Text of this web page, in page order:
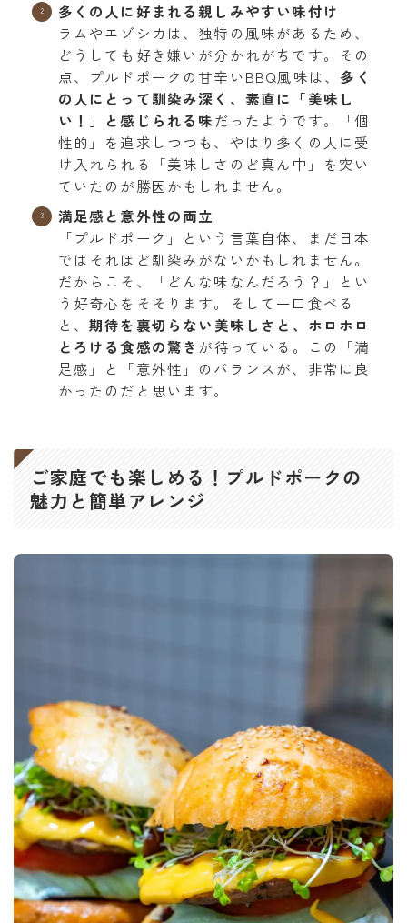
多くの人に好まれる親しみやすい味付け
ラムやエゾシカは、独特の風味があるため、
どうしても好き嫌いが分かれがちです。その
点、プルドポークの甘辛いBBQ風味は、 多く
の人にとって馴染み深く、素直に「美味し
い！」と感じられる味だったようです。「個
性的」を追求しつつも、やはり多くの人に受
け入れられる「美味しさのど真ん中」を突い
ていたのが勝因かもしれません。
満足感と意外性の両立
「プルドポーク」という言葉自体、まだ日本
ではそれほど馴染みがないかもしれません。
だからこそ、「どんな味なんだろう？」とい
う好奇心をそそります。そして一口食べる
と、 期待を裏切らない美味しさと、ホロホロ
とろける食感の驚き が待っている。この「満
足感」と「意外性」のバランスが、非常に良
かったのだと思います。
ご家庭でも楽しめる！プルドポークの
魅力と簡単アレンジ